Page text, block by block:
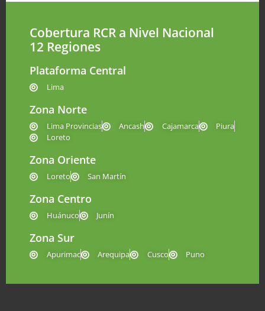
Cobertura RCR a Nivel Nacional
12 Regiones
Plataforma Central
Lima
Zona Norte
Lima Provincias Ancash Cajamarca
Piura
Loreto
Zona Oriente
Loreto San Martín
Zona Centro
Huánuco Junín
Zona Sur
Apurimac Arequipa Cusco Puno